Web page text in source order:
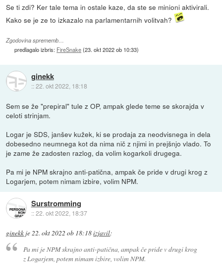
Se ti zdi? Ker tale tema in ostale kaze, da ste se minioni aktivirali.
Kako se je ze to izkazalo na parlamentarnih volitvah?
Zgodovina sprememb…
predlagalo izbris: FireSnake(23. okt 2022 ob 10:33)
ginekk
::22. okt 2022, 18:18
Sem se že "prepiral" tule z OP, ampak glede teme se skorajda v
celoti strinjam.
Logar je SDS, janšev kužek, ki se prodaja za neodvisnega in dela
dobesedno neumnega kot da nima nič z njimi in prejšnjo vlado. To
je zame že zadosten razlog, da volim kogarkoli drugega.
Pa mi je NPM skrajno anti-patična, ampak če pride v drugi krog z
Logarjem, potem nimam izbire, volim NPM.
Surstromming
::22. okt 2022, 18:37
ginekk je22. okt 2022 ob 18:18izjavil:
Pa mi je NPM skrajno anti-patična, ampak če pride v drugi krog
z Logarjem, potem nimam izbire, volim NPM.